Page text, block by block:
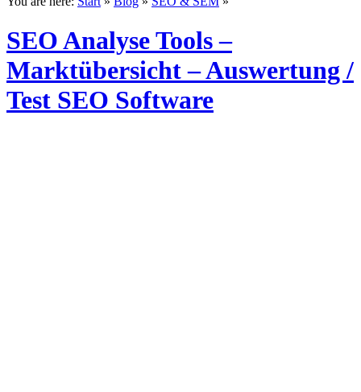
SEO Analyse Tools –
Marktübersicht – Auswertung /
Test SEO Software